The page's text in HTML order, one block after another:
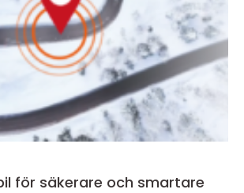
för säkerare och smartare